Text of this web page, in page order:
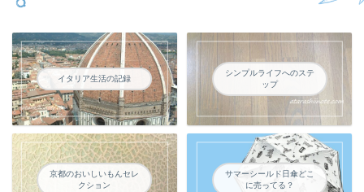
イタリア生活の記録
シンプルライフへのステ
ップ
京都のおいしいもんセレ
クション
サマーシールド日傘どこ
に売ってる？